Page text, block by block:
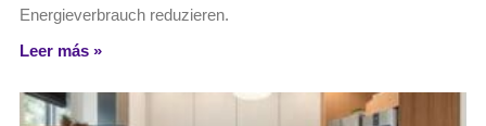
Energieverbrauch reduzieren.
Leer más »